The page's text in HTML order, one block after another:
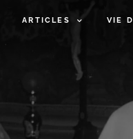
ARTICLES VIE